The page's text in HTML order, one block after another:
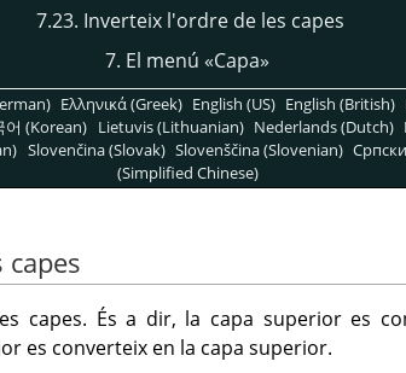
7.23. Inverteix l'ordre de les capes
7. El menú «Capa»
Ελληνικά (Greek) English (US) English (British)
어 (Korean) Lietuvis (Lithuanian) Nederlands (Dutch)
Slovenčina (Slovak) Slovenščina (Slovenian)
(Simplified Chinese)
capes. És a dir, la capa superior es
es converteix en la capa superior.